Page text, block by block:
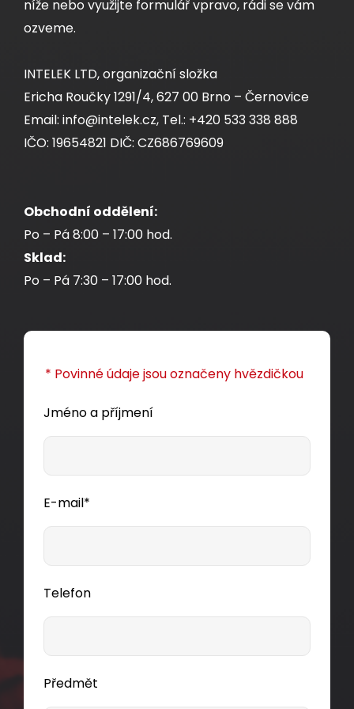
níže nebo využijte formulář vpravo, rádi se vám
ozveme.
INTELEK LTD, organizační složka
Ericha Roučky 1291/4, 627 00 Brno – Černovice
Email: info@intelek.cz, Tel.: +420 533 338 888
IČO: 19654821 DIČ: CZ686769609
Obchodní oddělení:
Po – Pá 8:00 – 17:00 hod.
Sklad:
Po – Pá 7:30 – 17:00 hod.
* Povinné údaje jsou označeny hvězdičkou
Jméno a příjmení
E-mail*
Telefon
Předmět